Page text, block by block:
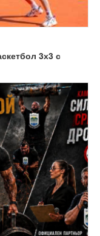
3х3 с